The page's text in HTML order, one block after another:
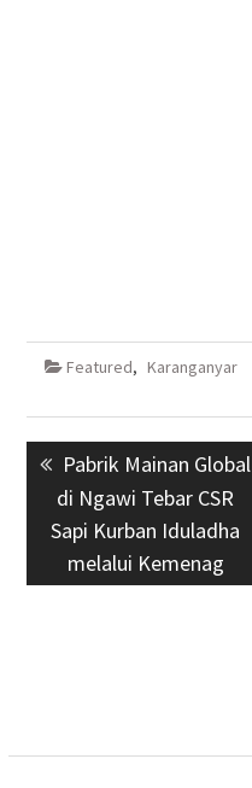
Featured, Karanganyar
Navigasi
pos Previous
post:
Pabrik Mainan Global
di Ngawi Tebar CSR
Sapi Kurban Iduladha
melalui Kemenag